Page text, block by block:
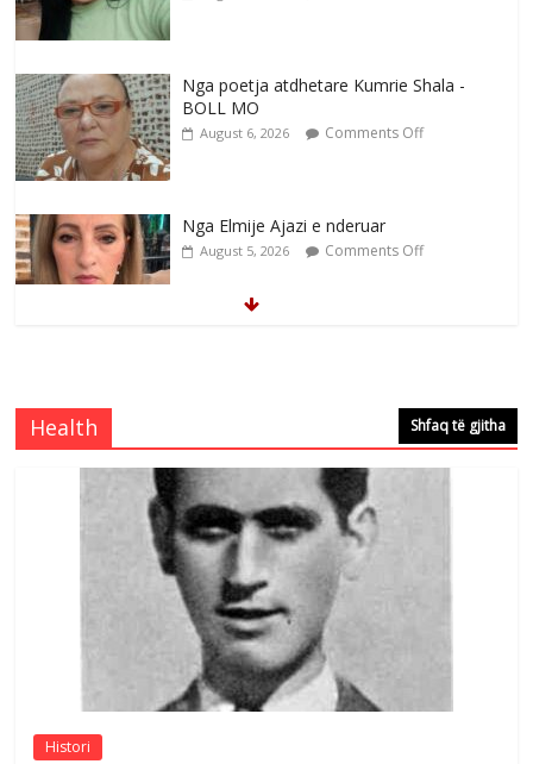
Nga poetja atdhetare Kumrie Shala -
BOLL MO
August 6, 2026 Comments Off
Nga Elmije Ajazi e nderuar
August 5, 2026 Comments Off
Comments Off
Çlirimtari Mentor Mushkolaj nderohet
me mirenjohje nga Xhevdet Qeriqi Dega
e invalidëve në Fushë Kosovë
August 4, 2026 Comments Off
Sulm , pse të dua ty
August 8, 2026 Comments Off
Health Shfaq të gjitha
Histori